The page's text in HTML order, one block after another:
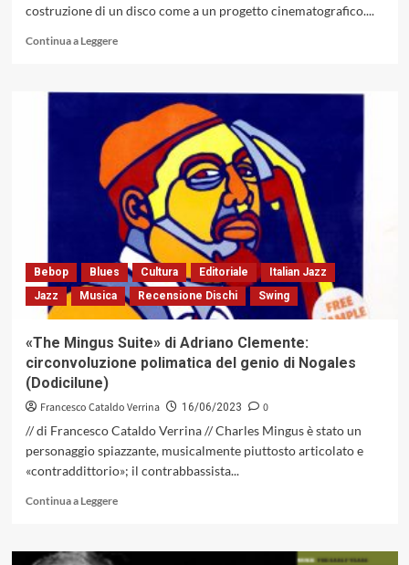
costruzione di un disco come a un progetto cinematografico....
Continua a LeggereLeggi
su
«Point
Of
Convergency»
del
Nugara
Trio
Feat.
Anais
Drago:
movenze
jazz
di
scacchistica
e
confluenti
di
Bebop Blues Cultura Editoriale
Italian Jazz
Jazz
Musica Recensione Dischi Swing
«The Mingus Suite» di Adriano Clemente:
circonvoluzione polimatica del genio di Nogales
(Dodicilune)
Francesco Cataldo Verrina 16/06/2023
0
// di Francesco Cataldo Verrina // Charles Mingus è stato un
personaggio spiazzante, musicalmente piuttosto articolato e
«contraddittorio»; il contrabbassista...
Continua a LeggereLeggi
su